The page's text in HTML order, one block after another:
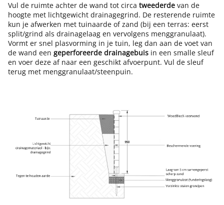
Vul de ruimte achter de wand tot circa tweederdevan de
hoogte met lichtgewicht drainagegrind. De resterende ruimte
kun je afwerken met tuinaarde of zand (bij een terras: eerst
split/grind als drainagelaag en vervolgens menggranulaat).
Vormt er snel plasvorming in je tuin, leg dan aan de voet van
de wand een geperforeerde drainagebuisin een smalle sleuf
en voer deze af naar een geschikt afvoerpunt. Vul de sleuf
terug met menggranulaat/steenpuin.